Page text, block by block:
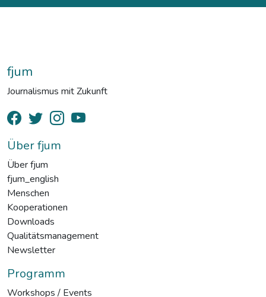
fjum
Journalismus mit Zukunft
Über fjum
Über fjum
fjum_english
Menschen
Kooperationen
Downloads
Qualitätsmanagement
Newsletter
Programm
Workshops / Events